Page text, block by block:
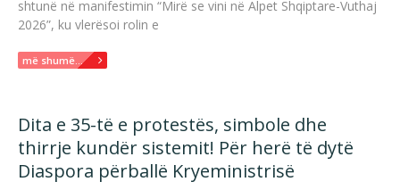
shtunë në manifestimin “Mirë se vini në Alpet Shqiptare-Vuthaj
2026”, ku vlerësoi rolin e
më shumë...
Dita e 35-të e protestës, simbole dhe
thirrje kundër sistemit! Për herë të dytë
Diaspora përballë Kryeministrisë